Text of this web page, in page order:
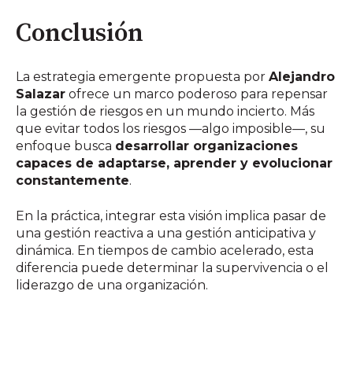
Conclusión
La estrategia emergente propuesta por Alejandro
Salazar ofrece un marco poderoso para repensar
la gestión de riesgos en un mundo incierto. Más
que evitar todos los riesgos —algo imposible—, su
enfoque busca desarrollar organizaciones
capaces de adaptarse, aprender y evolucionar
constantemente.
En la práctica, integrar esta visión implica pasar de
una gestión reactiva a una gestión anticipativa y
dinámica. En tiempos de cambio acelerado, esta
diferencia puede determinar la supervivencia o el
liderazgo de una organización.